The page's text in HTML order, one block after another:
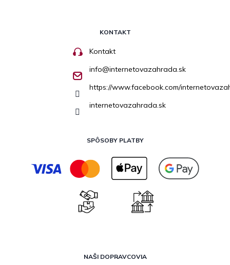
KONTAKT
Kontakt
info@internetovazahrada.sk
https://www.facebook.com/
internetovazahrada.sk
SPÔSOBY PLATBY
NAŠI DOPRAVCOVIA